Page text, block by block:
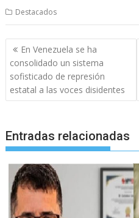
Destacados
Navegación
de
entradas
En Venezuela se ha
consolidado un sistema
sofisticado de represión
estatal a las voces disidentes
Entradas relacionadas